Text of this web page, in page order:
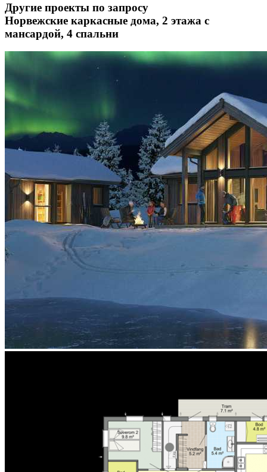
Другие проекты по запросу
Норвежские каркасные дома, 2 этажа с
мансардой, 4 спальни